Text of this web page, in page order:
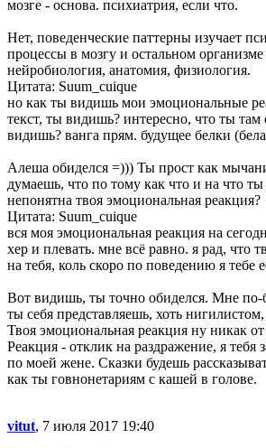
мозге - основа. психиатрия, если что.
Нет, поведенческие паттерны изучает
процессы в мозгу и остальном
нейробиология, анатомия, физиология.
Цитата: Suum_cuique
но как ты видишь мои эмоциональные
текст, ты видишь? интересно, что ты там
видишь? ванга прям. будущее белки
Алеша обиделся =))) Ты прост как
думаешь, что по тому как что и на что
непонятна твоя эмоциональная реакция?
Цитата: Suum_cuique
вся моя эмоциональная реакция на
хер и плевать. мне всё равно. я рад, что
на тебя, коль скоро по поведению я тебе
Вот видишь, ты точно обиделся. Мне
ты себя представляешь, хоть
Твоя эмоциональная реакция ну никак от
Реакция - отклик на раздражение, я тебя
по моей жене. Сказки будешь
как ты говнонетариям с кашей в голове.
vitut, 7 июля 2017 19:40